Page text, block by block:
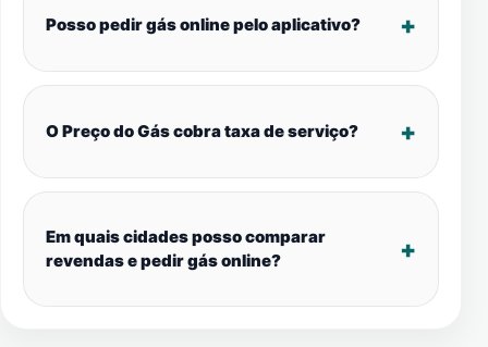
Posso pedir gás online pelo aplicativo?
O Preço do Gás cobra taxa de serviço?
Em quais cidades posso comparar
revendas e pedir gás online?